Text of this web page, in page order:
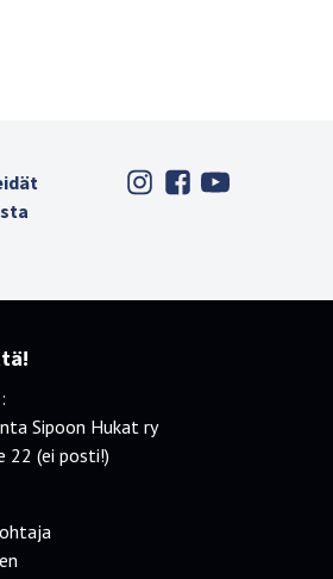
Sipoon Hukat ry
22 (ei posti!)